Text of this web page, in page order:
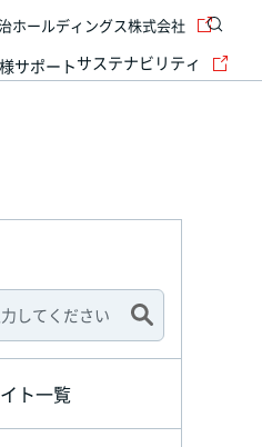
サポートサステナビリティ
ホールディングス株式会社
ト一覧